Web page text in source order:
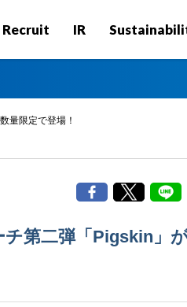
Recruit IR
量限定で登場！
第二弾「Pigskin」